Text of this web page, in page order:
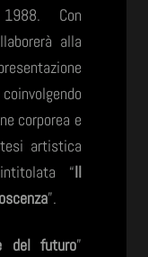
Con
alla
corporea e
artistica
“Il
”.
del futuro”